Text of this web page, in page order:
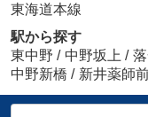
東海道本線
駅から探す
東中野 / 中野坂上 /
中野新橋 / 新井薬師